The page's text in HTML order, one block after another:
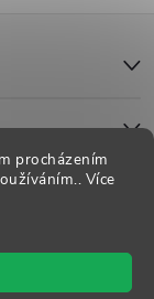
procházením
Více